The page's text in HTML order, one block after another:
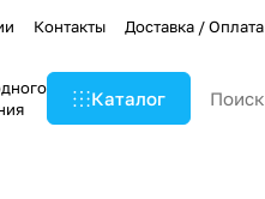
Контакты Доставка / Оплата
Каталог